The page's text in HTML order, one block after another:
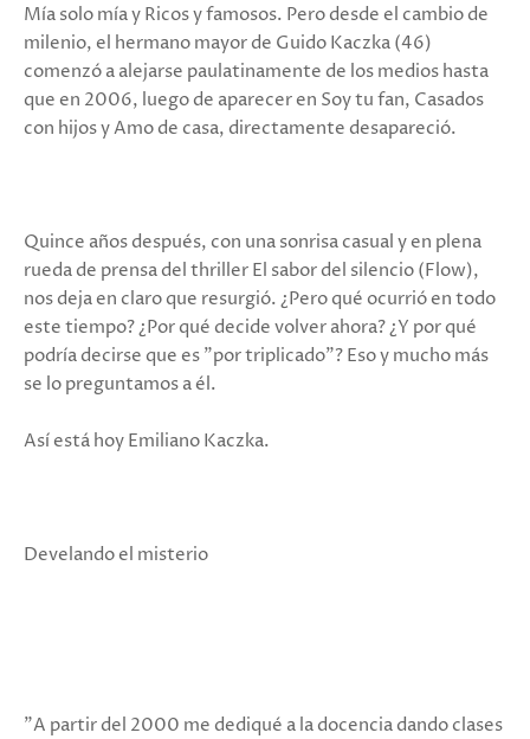
Mía solo mía y Ricos y famosos. Pero desde el cambio de
milenio, el hermano mayor de Guido Kaczka (46)
comenzó a alejarse paulatinamente de los medios hasta
que en 2006, luego de aparecer en Soy tu fan, Casados
con hijos y Amo de casa, directamente desapareció.
Quince años después, con una sonrisa casual y en plena
rueda de prensa del thriller El sabor del silencio (Flow),
nos deja en claro que resurgió. ¿Pero qué ocurrió en todo
este tiempo? ¿Por qué decide volver ahora? ¿Y por qué
podría decirse que es "por triplicado"? Eso y mucho más
se lo preguntamos a él.
Así está hoy Emiliano Kaczka.
Develando el misterio
"A partir del 2000 me dediqué a la docencia dando clases